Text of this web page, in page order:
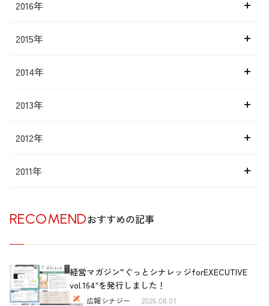
2016年
2015年
2014年
2013年
2012年
2011年
RECOMENDおすすめの記事
経営マガジン”ぐっとシナレッジforEXECUTIVE
vol.164″を発行しました！
広報シナジー 2026.08.01